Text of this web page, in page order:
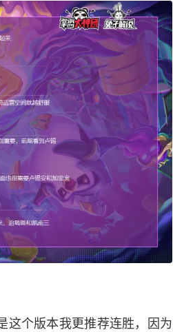
这个版本我更推荐连胜，因为